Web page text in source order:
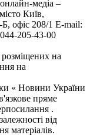
медіа –
Київ,
офіс 208/1 E-mail:
205-43-00
розміщених на
на
« Новини України
пряме
.
від
матеріалів.